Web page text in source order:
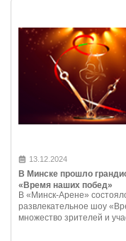
13.12.2024
В Минске прошло
«Время наших побед»
В «Минск-Арене»
развлекательное шоу
множество зрителей и